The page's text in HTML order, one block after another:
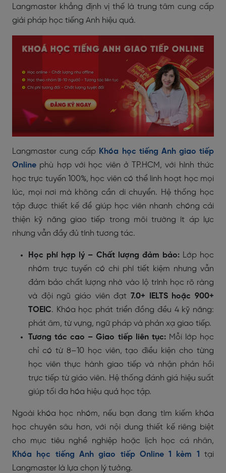
Langmaster khẳng định vị thế là trung tâm cung cấp
giải pháp học tiếng Anh hiệu quả.
Langmaster cung cấp Khóa học tiếng Anh giao tiếp
Online phù hợp với học viên ở TP.HCM, với hình thức
học trực tuyến 100%, học viên có thể linh hoạt học mọi
lúc, mọi nơi mà không cần di chuyển. Hệ thống học
tập được thiết kế để giúp học viên nhanh chóng cải
thiện kỹ năng giao tiếp trong môi trường ít áp lực
nhưng vẫn đầy đủ tính tương tác.
Học phí hợp lý – Chất lượng đảm bảo:Lớp học
nhóm trực tuyến có chi phí tiết kiệm nhưng vẫn
đảm bảo chất lượng nhờ vào lộ trình học rõ ràng
và đội ngũ giáo viên đạt 7.0+ IELTS hoặc 900+
TOEIC. Khóa học phát triển đồng đều 4 kỹ năng:
phát âm, từ vựng, ngữ pháp và phản xạ giao tiếp.
Tương tác cao – Giao tiếp liên tục:Mỗi lớp học
chỉ có từ 8–10 học viên, tạo điều kiện cho từng
học viên thực hành giao tiếp và nhận phản hồi
trực tiếp từ giáo viên. Hệ thống đánh giá hiệu suất
giúp tối đa hóa hiệu quả học tập.
Ngoài khóa học nhóm, nếu bạn đang tìm kiếm khóa
học chuyên sâu hơn, với nội dung thiết kế riêng biệt
cho mục tiêu nghề nghiệp hoặc lịch học cá nhân,
Khóa học tiếng Anh giao tiếp Online 1 kèm 1
tại
Langmaster là lựa chọn lý tưởng.